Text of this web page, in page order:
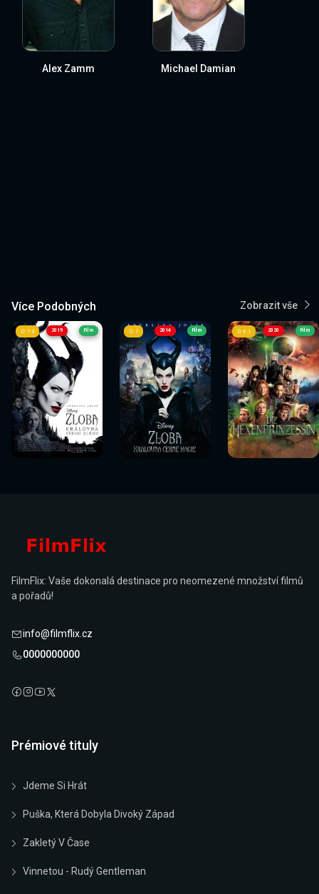
Alex Zamm Michael Damian
Více Podobných Zobrazit vše
2019
Sledovat
nyní
7.3 Film
Sledovat
nyní
2014
Sledovat
nyní
7 Film
Sledovat
nyní
2020
Sledovat
nyní
6.1 Film
Sledovat
nyní
FilmFlix: Vaše dokonalá destinace pro neomezené množství filmů
a pořadů!
info@filmflix.cz
0000000000
Prémiové tituly
Jdeme Si Hrát
Puška, Která Dobyla Divoký Západ
Zakletý V Čase
Vinnetou - Rudý Gentleman